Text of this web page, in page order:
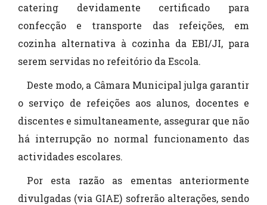
catering devidamente certificado para
confecção e transporte das refeições, em
cozinha alternativa à cozinha da EBI/JI, para
serem servidas no refeitório da Escola.
Deste modo, a Câmara Municipal julga garantir
o serviço de refeições aos alunos, docentes e
discentes e simultaneamente, assegurar que não
há interrupção no normal funcionamento das
actividades escolares.
Por esta razão as ementas anteriormente
divulgadas (via GIAE) sofrerão alterações, sendo